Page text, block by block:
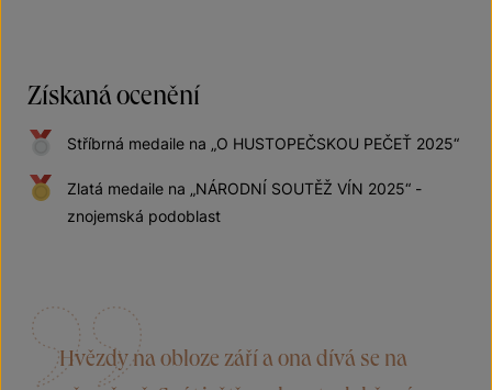
Získaná ocenění
Stříbrná medaile na „O HUSTOPEČSKOU PEČEŤ 2025“
Zlatá medaile na „NÁRODNÍ SOUTĚŽ VÍN 2025“ -
znojemská podoblast
Hvězdy na obloze září a ona dívá se na